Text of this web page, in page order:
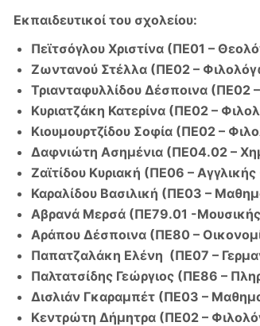
Εκπαιδευτικοί του σχολείου:
Πεϊτσόγλου Χριστίνα (ΠΕ01 –
Ζωντανού Στέλλα (ΠΕ02 –
Τριανταφυλλίδου Δέσποινα (ΠΕ02
Κυριατζάκη Κατερίνα (ΠΕ02 –
Κιουμουρτζίδου Σοφία (ΠΕ02 –
Δαφνιώτη Ασημένια (ΠΕ04.02 –
Ζαϊτίδου Κυριακή (ΠΕ06 –
Καραλίδου Βασιλική (ΠΕ03 –
Αβρανά Μερσά (ΠΕ79.01 -
Αράπου Δέσποινα (ΠΕ80 –
Παπατζαλάκη Ελένη (ΠΕ07 –
Παλτατσίδης Γεώργιος (ΠΕ86 –
Δισλιάν Γκαραμπέτ (ΠΕ03 –
Κεντρώτη Δήμητρα (ΠΕ02 –